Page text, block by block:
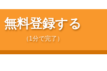
無料登録する
（1分で完了）